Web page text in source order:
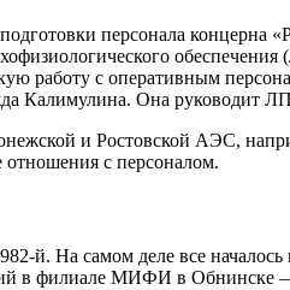
персонала концерна
работу с оперативным
Калимулина. Она руководит
и Ростовской АЭС,
с персоналом.
й. На самом деле все
в филиале МИФИ в